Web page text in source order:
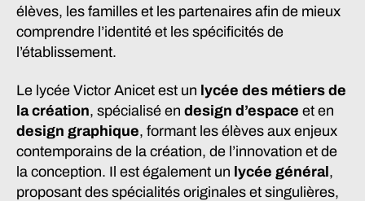
élèves, les familles et les partenaires afin de mieux
comprendre l’identité et les spécificités de
l’établissement.
Le lycée Victor Anicet est un lycée des métiers de
la création, spécialisé en design d’espace et en
design graphique, formant les élèves aux enjeux
contemporains de la création, de l’innovation et de
la conception. Il est également un lycée général ,
proposant des spécialités originales et singulières,